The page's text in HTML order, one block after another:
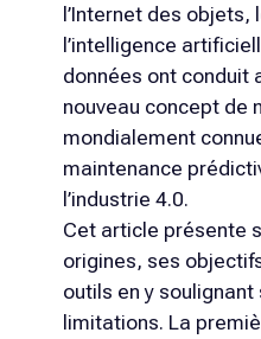
l’Internet des objets,
l’intelligence
données ont conduit
nouveau concept de
mondialement
maintenance
l’industrie 4.0.
Cet article présente
origines, ses
outils en y
limitations. La